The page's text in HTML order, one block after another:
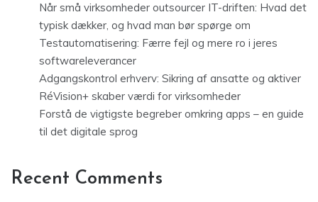
Når små virksomheder outsourcer IT-driften: Hvad det
typisk dækker, og hvad man bør spørge om
Testautomatisering: Færre fejl og mere ro i jeres
softwareleverancer
Adgangskontrol erhverv: Sikring af ansatte og aktiver
RéVision+ skaber værdi for virksomheder
Forstå de vigtigste begreber omkring apps – en guide
til det digitale sprog
Recent Comments